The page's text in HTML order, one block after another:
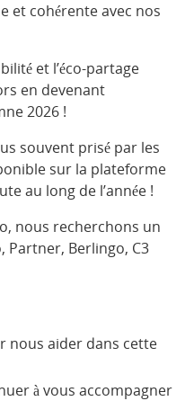
et cohérente avec nos
et l’éco-partage
en devenant
2026 !
souvent prisé par les
sur la plateforme
au long de l’année !
nous recherchons un
Partner, Berlingo, C3
nous aider dans cette
à vous accompagner